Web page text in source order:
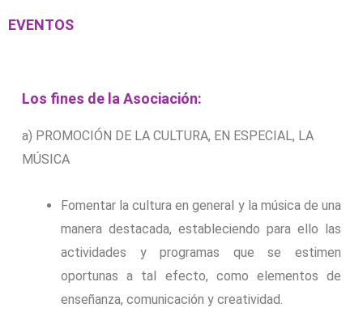
EVENTOS
Los fines de la Asociación:
a) PROMOCIÓN DE LA CULTURA, EN ESPECIAL, LA
MÚSICA
Fomentar la cultura en general y la música de una
manera destacada, estableciendo para ello las
actividades y programas que se estimen
oportunas a tal efecto, como elementos de
enseñanza, comunicación y creatividad.